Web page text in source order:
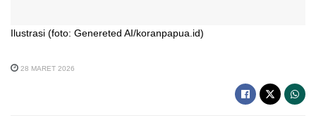
Ilustrasi (foto: Genereted AI/koranpapua.id)
28 MARET 2026